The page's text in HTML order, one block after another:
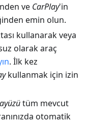
ve CarPlay'in
emin olun.
kullanarak veya
olarak araç
. İlk kez
kullanmak için izin
tüm mevcut
otomatik